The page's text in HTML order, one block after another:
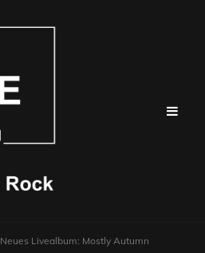
Neues Livealbum: Mostly Autumn